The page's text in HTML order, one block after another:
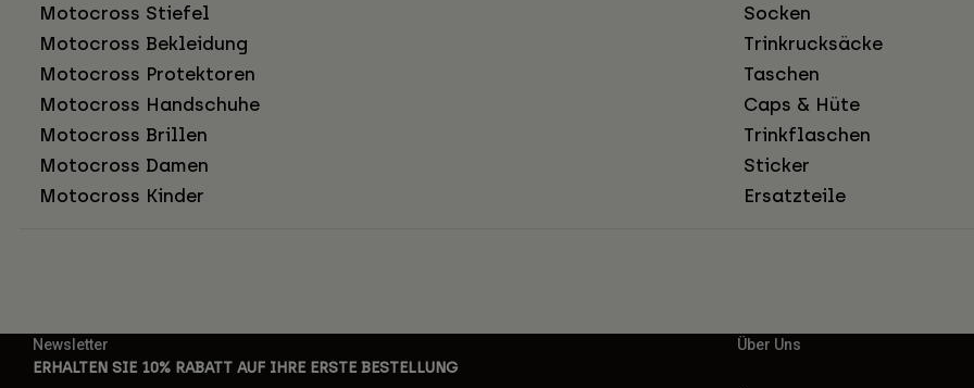
Motocross Stiefel
Motocross Bekleidung
Motocross Protektoren
Motocross Handschuhe
Motocross Brillen
Motocross Damen
Motocross Kinder
Socken
Trinkrucksäcke
Taschen
Caps & Hüte
Trinkflaschen
Sticker
Ersatzteile
Newsletter
ERHALTEN SIE 10% RABATT AUF IHRE ERSTE BESTELLUNG
Über Uns